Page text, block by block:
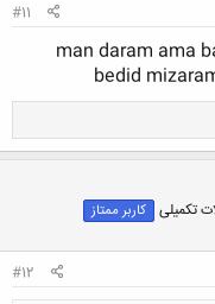
#11
man daram ama
bedid
تکمیلی کاربر ممتاز
#12